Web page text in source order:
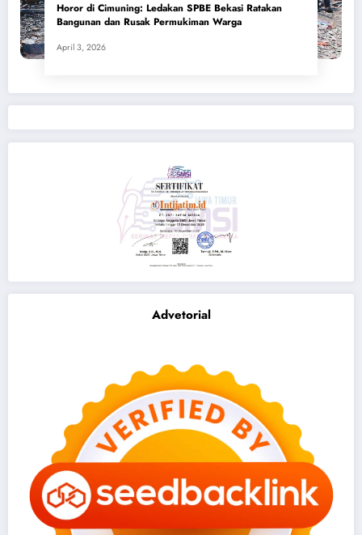
Horor di Cimuning: Ledakan SPBE Bekasi Ratakan
Bangunan dan Rusak Permukiman Warga
April 3, 2026
Advetorial